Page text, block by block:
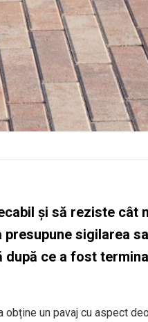
și să reziste cât
sigilarea
după ce a fost
un pavaj cu aspect